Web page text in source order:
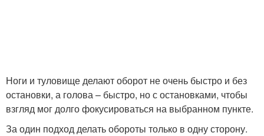
Ноги и туловище делают оборот не очень быстро и без
остановки, а голова – быстро, но с остановками, чтобы
взгляд мог долго фокусироваться на выбранном пункте.
За один подход делать обороты только в одну сторону.